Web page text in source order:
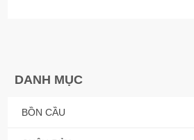
DANH MỤC
BỒN CẦU